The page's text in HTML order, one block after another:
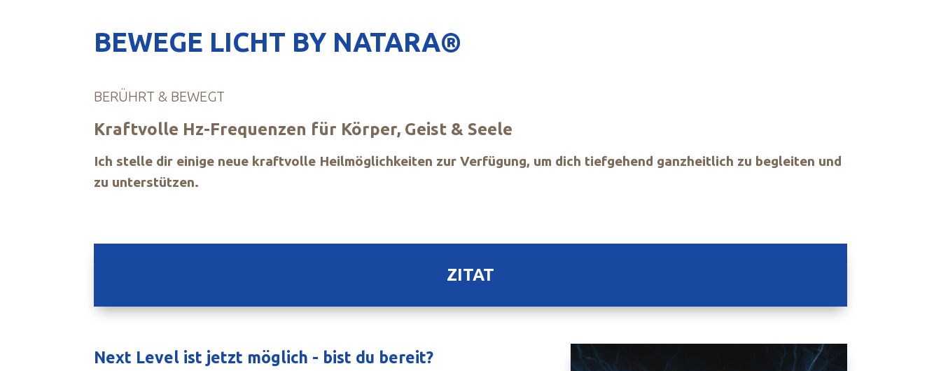
BEWEGE LICHT BY NATARA®
BERÜHRT & BEWEGT
Kraftvolle Hz-Frequenzen für Körper, Geist & Seele
Ich stelle dir einige neue kraftvolle Heilmöglichkeiten zur Verfügung, um dich tiefgehend ganzheitlich zu begleiten und
zu unterstützen.
ZITAT
Next Level ist jetzt möglich - bist du bereit?